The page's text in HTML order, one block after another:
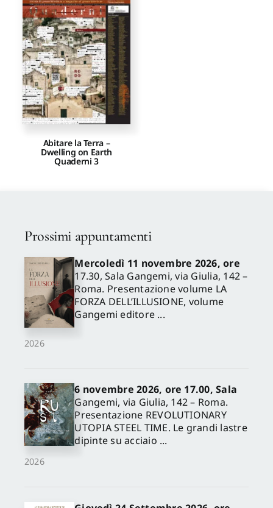
Proposte di pubblicazione
Gangemi Editore
Newsletter
Abitare la Terra –
Dwelling on Earth
Quaderni 3
Prossimi appuntamenti
2026
Mercoledì 11 novembre 2026, ore
17.30, Sala Gangemi, via Giulia, 142 –
Roma. Presentazione volume LA
FORZA DELL’ILLUSIONE, volume
Gangemi editore ...
2026
6 novembre 2026, ore 17.00, Sala
Gangemi, via Giulia, 142 – Roma.
Presentazione REVOLUTIONARY
UTOPIA STEEL TIME. Le grandi lastre
dipinte su acciaio ...